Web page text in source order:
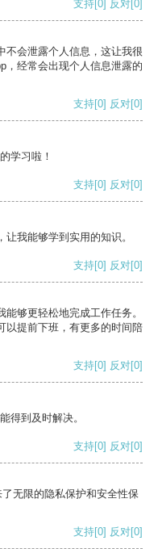
支持[0] 反对[0]
不会泄露个人信息，这让我很
，经常会出现个人信息泄露的
支持[0] 反对[0]
学习啦！
支持[0] 反对[0]
我能够学到实用的知识。
支持[0] 反对[0]
够更轻松地完成工作任务。
以提前下班，有更多的时间陪
支持[0] 反对[0]
得到及时解决。
支持[0] 反对[0]
无限的隐私保护和安全性保
支持[0] 反对[0]